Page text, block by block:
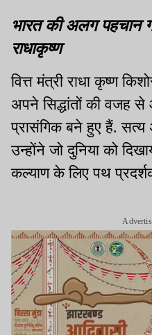
भारत की अलग पहचान
राधाकृष्ण
वित्त मंत्री राधा कृष्ण
अपने सिद्धांतों की वजह
प्रासंगिक बने हुए हैं. सत्य
उन्होंने जो दुनिया को
कल्याण के लिए पथ